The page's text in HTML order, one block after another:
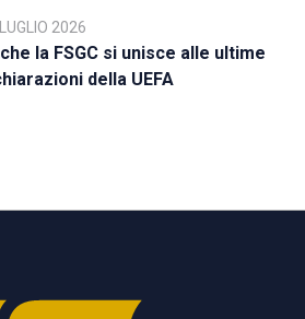
2026
la FSGC si unisce alle ultime
della UEFA